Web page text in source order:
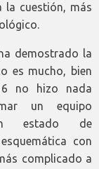
la cuestión, más
demostrado la
es mucho, bien
no hizo nada
un equipo
estado de
con
complicado a